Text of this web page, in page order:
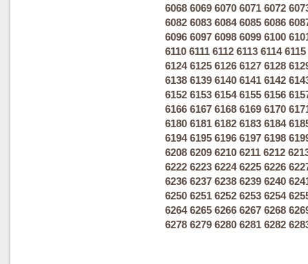
6068 6069 6070 6071 6072
6082 6083 6084 6085 6086
6096 6097 6098 6099 6100
6110 6111 6112 6113 6114 6115
6124 6125 6126 6127 6128
6138 6139 6140 6141 6142
6152 6153 6154 6155 6156
6166 6167 6168 6169 6170
6180 6181 6182 6183 6184
6194 6195 6196 6197 6198
6208 6209 6210 6211 6212
6222 6223 6224 6225 6226
6236 6237 6238 6239 6240
6250 6251 6252 6253 6254
6264 6265 6266 6267 6268
6278 6279 6280 6281 6282